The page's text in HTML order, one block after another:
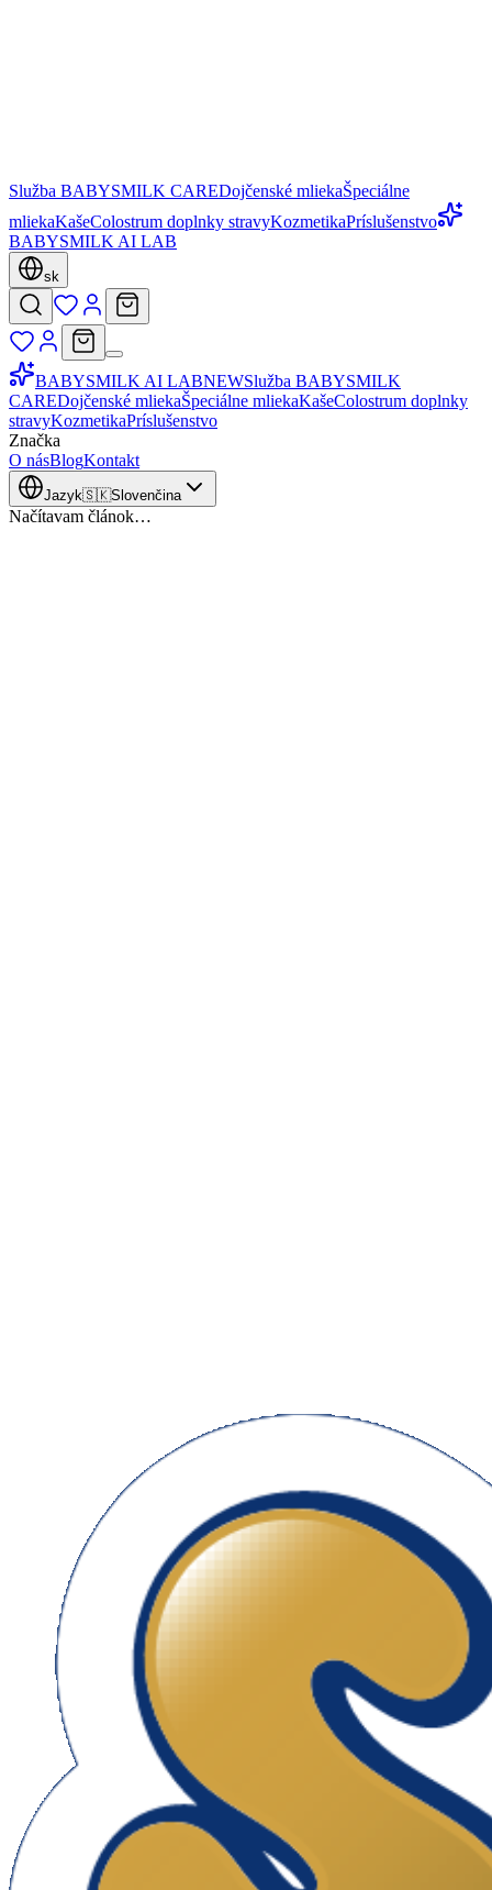
Služba BABYSMILK CAREDojčenské mliekaŠpeciálne
mliekaKašeColostrum doplnky stravyKozmetikaPríslušenstvo
BABYSMILK AI LAB
sk
BABYSMILK AI LABNEWSlužba BABYSMILK
CAREDojčenské mliekaŠpeciálne mliekaKašeColostrum doplnky
stravyKozmetikaPríslušenstvo
Značka
O násBlogKontakt
Jazyk🇸🇰Slovenčina
Načítavam článok…